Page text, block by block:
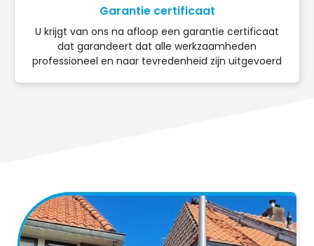
Garantie certificaat
U krijgt van ons na afloop een garantie certificaat
dat garandeert dat alle werkzaamheden
professioneel en naar tevredenheid zijn uitgevoerd